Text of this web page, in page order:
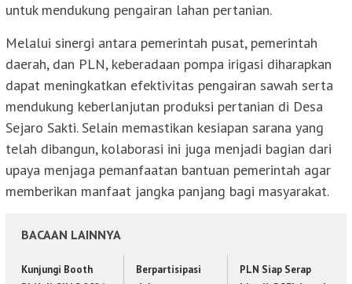
untuk mendukung pengairan lahan pertanian.
Melalui sinergi antara pemerintah pusat, pemerintah
daerah, dan PLN, keberadaan pompa irigasi diharapkan
dapat meningkatkan efektivitas pengairan sawah serta
mendukung keberlanjutan produksi pertanian di Desa
Sejaro Sakti. Selain memastikan kesiapan sarana yang
telah dibangun, kolaborasi ini juga menjadi bagian dari
upaya menjaga pemanfaatan bantuan pemerintah agar
memberikan manfaat jangka panjang bagi masyarakat.
BACAAN LAINNYA
Kunjungi Booth
Berpartisipasi
PLN Siap Serap